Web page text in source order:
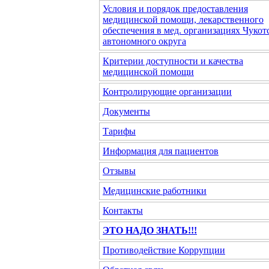
Условия и порядок предоставления
медицинской помощи, лекарственного
обеспечения в мед. организациях
автономного округа
Критерии доступности и качества
медицинской помощи
Контролирующие организации
Документы
Тарифы
Информация для пациентов
Отзывы
Медицинские работники
Контакты
ЭТО НАДО ЗНАТЬ!!!
Противодействие Коррупции